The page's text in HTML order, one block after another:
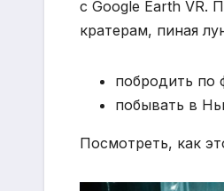
с Google Earth VR.
кратерам, пиная
побродить по
побывать в
Посмотреть, как